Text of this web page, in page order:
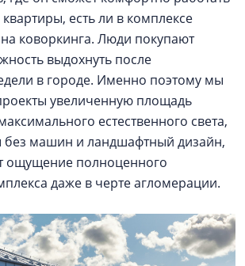
есть ли в комплексе
коворкинга. Люди покупают
выдохнуть после
в городе. Именно поэтому мы
увеличенную площадь
естественного света,
без машин и ландшафтный дизайн,
ощущение полноценного
даже в черте агломерации.